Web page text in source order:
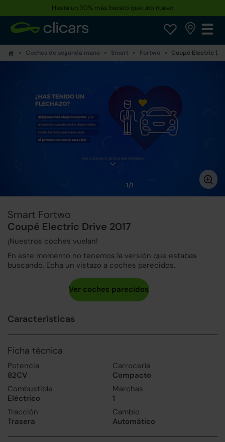
Hasta un 30% más barato que uno nuevo
Coches de segunda mano Smart Fortwo Coupé Electric
1/1
Smart Fortwo
Coupé Electric Drive 2017
¡Nuestros coches vuelan!
En este momento no tenemos la versión que estabas
buscando. Echa un vistazo a coches parecidos.
Características
Ficha técnica
Potencia
82CV
Carrocería
Compacto
Combustible
Eléctrico
Marchas
1
Tracción
Trasera
Cambio
Automático